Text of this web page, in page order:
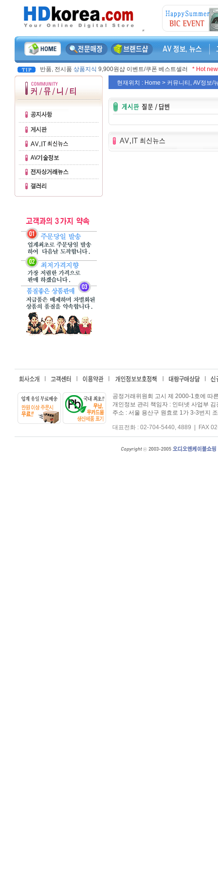
반품, 전시품 상품지식 9,900원샵 이벤트/쿠폰 베스트셀러 * Hot
현재위치 : Home > 커뮤니티, AV정보/
공정거래위원회 고시 제 2000-1호에 따
개인정보 관리 책임자 : 인터넷 사업부
주소 : 서울 용산구 원효로 1가 3-3번지
대표전화 : 02-704-5440, 4889 | FAX